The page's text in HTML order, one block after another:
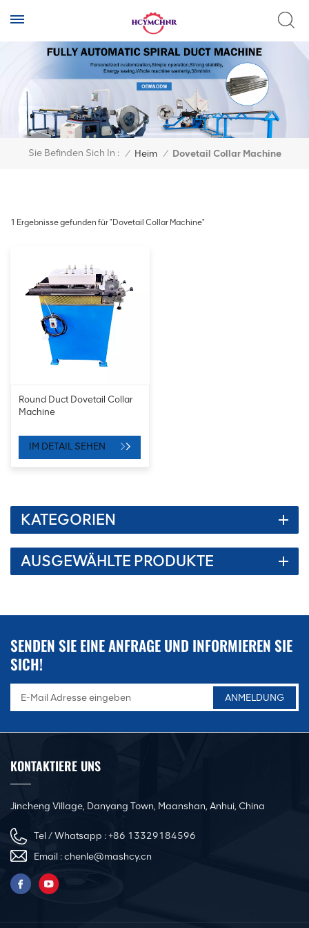
Sie Befinden Sich In : / Heim / Dovetail Collar Machine
1 Ergebnisse gefunden für "Dovetail Collar Machine"
Round Duct Dovetail Collar
Machine
IM DETAIL SEHEN
KATEGORIEN
AUSGEWÄHLTE PRODUKTE
SENDEN SIE EINE ANFRAGE UND INFORMIEREN SIE
SICH!
KONTAKTIERE UNS
Jincheng Village, Danyang Town, Maanshan, Anhui, China
Tel / Whatsapp :+86 13329184596
Email :chenle@mashcy.cn